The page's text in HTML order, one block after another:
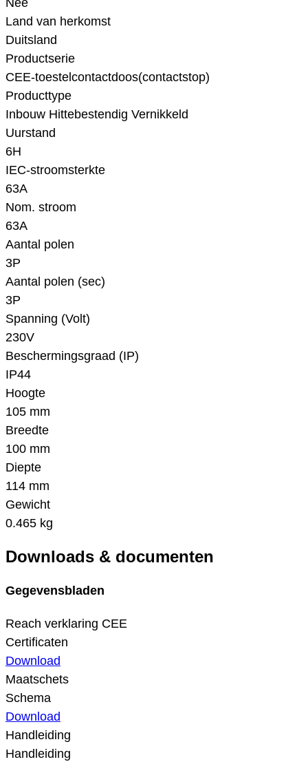
Nee
Land van herkomst
Duitsland
Productserie
CEE-toestelcontactdoos(contactstop)
Producttype
Inbouw Hittebestendig Vernikkeld
Uurstand
6H
IEC-stroomsterkte
63A
Nom. stroom
63A
Aantal polen
3P
Aantal polen (sec)
3P
Spanning (Volt)
230V
Beschermingsgraad (IP)
IP44
Hoogte
105 mm
Breedte
100 mm
Diepte
114 mm
Gewicht
0.465 kg
Downloads & documenten
Gegevensbladen
Reach verklaring CEE
Certificaten
Download
Maatschets
Schema
Download
Handleiding
Handleiding